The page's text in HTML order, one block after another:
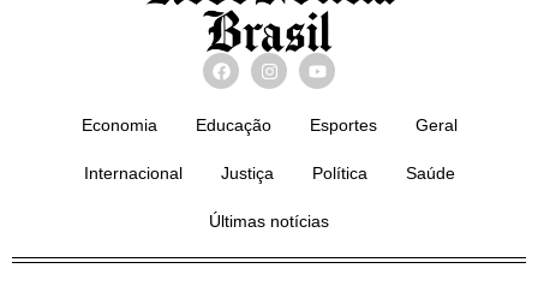
Economia Educação Esportes Geral
Internacional Justiça Política Saúde
Últimas notícias